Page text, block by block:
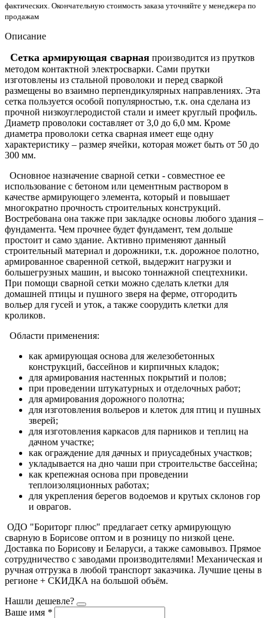
фактических. Окончательную стоимость заказа уточняйте у менеджера по
продажам
Описание
Сетка армирующая сварная производится из прутков
методом контактной электросварки. Сами прутки
изготовлены из стальной проволоки и перед сваркой
размещены во взаимно перпендикулярных направлениях. Эта
сетка пользуется особой популярностью, т.к. она сделана из
прочной низкоуглеродистой стали и имеет круглый профиль.
Диаметр проволоки составляет от 3,0 до 6,0 мм. Кроме
диаметра проволоки сетка сварная имеет еще одну
характеристику – размер ячейки, которая может быть от 50 до
300 мм.
Основное назначение сварной сетки - совместное ее
использование с бетоном или цементным раствором в
качестве армирующего элемента, который и повышает
многократно прочность строительных конструкций.
Востребована она также при закладке основы любого здания –
фундамента. Чем прочнее будет фундамент, тем дольше
простоит и само здание. Активно применяют данный
строительный материал и дорожники, т.к. дорожное полотно,
армированное сваренной сеткой, выдержит нагрузки и
большегрузных машин, и высоко тоннажной спецтехники.
При помощи сварной сетки можно сделать клетки для
домашней птицы и пушного зверя на ферме, отгородить
вольер для гусей и уток, а также соорудить клетки для
кроликов.
Области применения:
как армирующая основа для железобетонных
конструкций, бассейнов и кирпичных кладок;
для армирования настенных покрытий и полов;
при проведении штукатурных и отделочных работ;
для армирования дорожного полотна;
для изготовления вольеров и клеток для птиц и пушных
зверей;
для изготовления каркасов для парников и теплиц на
дачном участке;
как ограждение для дачных и приусадебных участков;
укладывается на дно чаши при строительстве бассейна;
как крепежная основа при проведении
теплоизоляционных работах;
для укрепления берегов водоемов и крутых склонов гор
и оврагов.
ОДО "Бориторг плюс" предлагает сетку армирующую
сварную в Борисове оптом и в розницу по низкой цене.
Доставка по Борисову и Беларуси, а также самовывоз. Прямое
сотрудничество с заводами производителями! Механическая и
ручная отгрузка в любой транспорт заказчика. Лучшие цены в
регионе + СКИДКА на большой объём.
Нашли дешевле?
Ваше имя *